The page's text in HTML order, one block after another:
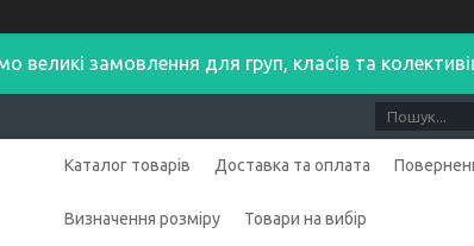
великі замовлення для груп, класів та
Каталог товарів Доставка та оплата
Визначення розміру Товари на вибір